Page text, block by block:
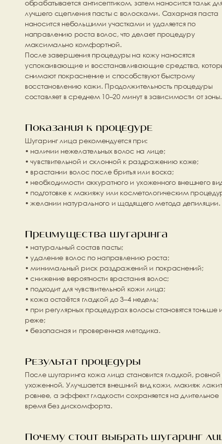
обрабатывается антисептиком, затем наносится тальк
лучшего сцепления пасты с волосками. Сахарная паста
наносится небольшими участками и удаляется по
направлению роста волос, что делает процедуру
максимально комфортной.
После завершения процедуры на кожу наносятся
успокаивающие и восстанавливающие средства,
снимают покраснение и способствуют быстрому
восстановлению кожи. Продолжительность процедуры
составляет в среднем 10–20 минут в зависимости от зоны.
Показания к процедуре
Шугаринг лица рекомендуется при:
• наличии нежелательных волос на лице;
• чувствительной и склонной к раздражению коже;
• врастании волос после бритья или воска;
• необходимости аккуратного и ухоженного внешнего
• подготовке к макияжу или косметологическим
• желании натурального и щадящего метода депиляции.
Преимущества шугаринга
• натуральный состав пасты;
• удаление волос по направлению роста;
• минимальный риск раздражений и покраснений;
• снижение вероятности врастания волос;
• подходит для чувствительной кожи лица;
• кожа остаётся гладкой до 3–4 недель;
• при регулярных процедурах волосы становятся тоньше
реже;
• безопасная и проверенная методика.
Результат процедуры
После шугаринга кожа лица становится гладкой, ровной
ухоженной. Улучшается внешний вид кожи, макияж
ровнее, а эффект гладкости сохраняется на длительное
время без дискомфорта.
Почему стоит выбрать шугаринг